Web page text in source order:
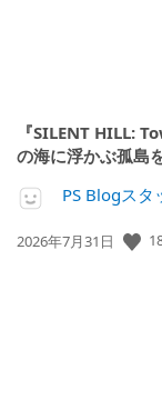
『SILENT HILL:
の海に浮かぶ孤島
PS Blogスタ
公
2026年7月31日